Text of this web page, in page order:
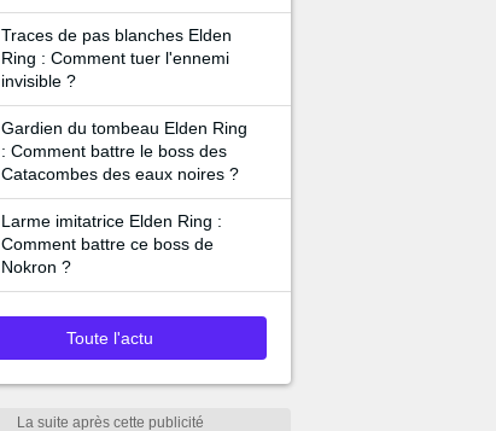
Traces de pas blanches Elden
Ring : Comment tuer l'ennemi
invisible ?
Gardien du tombeau Elden Ring
: Comment battre le boss des
Catacombes des eaux noires ?
Larme imitatrice Elden Ring :
Comment battre ce boss de
Nokron ?
Toute l'actu